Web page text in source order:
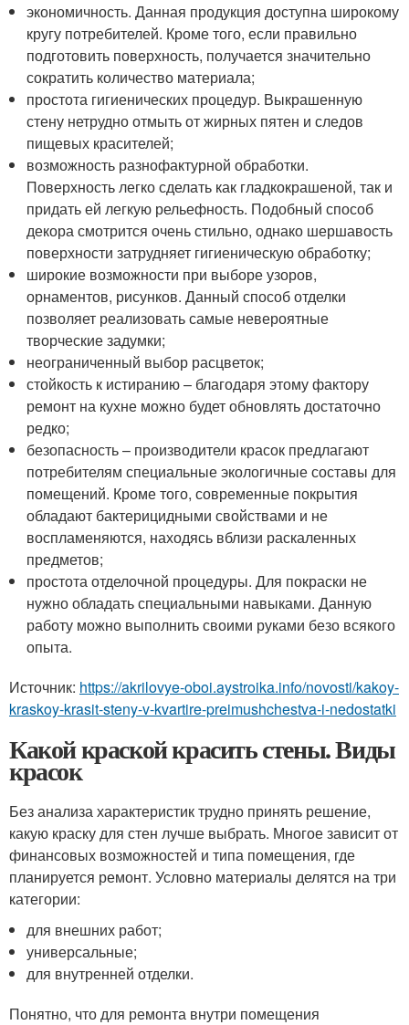
экономичность. Данная продукция доступна широкому
кругу потребителей. Кроме того, если правильно
подготовить поверхность, получается значительно
сократить количество материала;
простота гигиенических процедур. Выкрашенную
стену нетрудно отмыть от жирных пятен и следов
пищевых красителей;
возможность разнофактурной обработки.
Поверхность легко сделать как гладкокрашеной, так и
придать ей легкую рельефность. Подобный способ
декора смотрится очень стильно, однако шершавость
поверхности затрудняет гигиеническую обработку;
широкие возможности при выборе узоров,
орнаментов, рисунков. Данный способ отделки
позволяет реализовать самые невероятные
творческие задумки;
неограниченный выбор расцветок;
стойкость к истиранию – благодаря этому фактору
ремонт на кухне можно будет обновлять достаточно
редко;
безопасность – производители красок предлагают
потребителям специальные экологичные составы для
помещений. Кроме того, современные покрытия
обладают бактерицидными свойствами и не
воспламеняются, находясь вблизи раскаленных
предметов;
простота отделочной процедуры. Для покраски не
нужно обладать специальными навыками. Данную
работу можно выполнить своими руками безо всякого
опыта.
Источник: https://akrilovye-oboi.aystroika.info/novosti/kakoy-
kraskoy-krasit-steny-v-kvartire-preimushchestva-i-nedostatki
Какой краской красить стены. Виды
красок
Без анализа характеристик трудно принять решение,
какую краску для стен лучше выбрать. Многое зависит от
финансовых возможностей и типа помещения, где
планируется ремонт. Условно материалы делятся на три
категории:
для внешних работ;
универсальные;
для внутренней отделки.
Понятно, что для ремонта внутри помещения